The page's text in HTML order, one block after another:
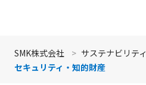
SMK株式会社 サステナビリティ
セキュリティ・知的財産